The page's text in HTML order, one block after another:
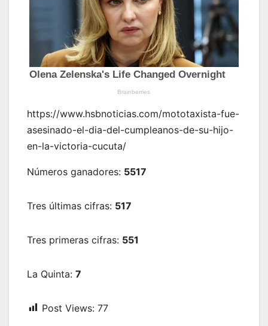
https://www.hsbnoticias.com/mototaxista-fue-
asesinado-el-dia-del-cumpleanos-de-su-hijo-
en-la-victoria-cucuta/
Números ganadores: 5517
Tres últimas cifras: 517
Tres primeras cifras: 551
La Quinta: 7
Post Views: 77